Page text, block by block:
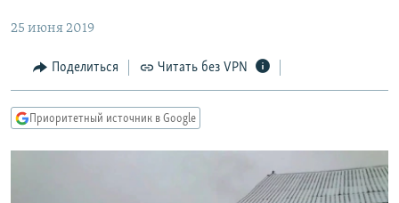
Вернутся
Вернутся
МНЕНИЯ
КУЛЬТУРА
КАВКАЗ.РЕАЛИИ
25 июня 2019
Поделиться Читать без VPN
Приоритетный источник в Google